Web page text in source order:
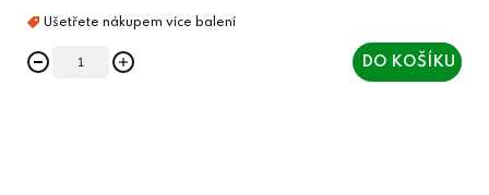
DO KOŠÍKU